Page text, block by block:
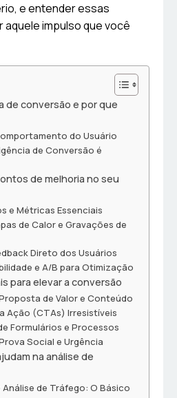
e entender essas
impulso que você
de conversão e por que
do Usuário
de Conversão é
de melhoria no seu
e Métricas Essenciais
de Calor e Gravações de
Direto dos Usuários
e A/B para Otimização
para elevar a conversão
de Valor e Conteúdo
Ação (CTAs) Irresistíveis
Formulários e Processos
Social e Urgência
na análise de
de Tráfego: O Básico